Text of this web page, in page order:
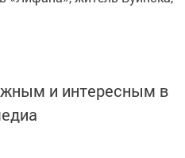
и интересным в